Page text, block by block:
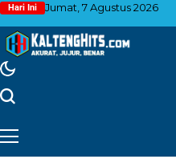
Hari Ini Jumat, 7 Agustus 2026